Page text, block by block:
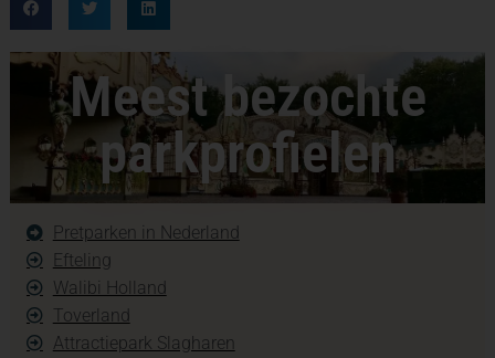
Meest bezochte
parkprofielen
Pretparken in Nederland
Efteling
Walibi Holland
Toverland
Attractiepark Slagharen